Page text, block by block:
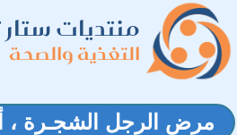
منتديات ستار
التغذية والصحة
مرض الرجل الشجـرة ،